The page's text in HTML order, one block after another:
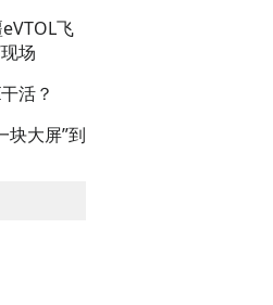
飞
场
活？
块大屏”到